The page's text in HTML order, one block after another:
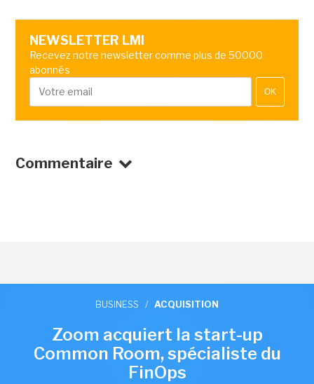
NEWSLETTER LMI
Recevez notre newsletter comme plus de 50000
abonnés
OK
Commentaire
BUSINESS / ACQUISITION
Zoom acquiert la start-up
Common Room, spécialiste du
FinOps